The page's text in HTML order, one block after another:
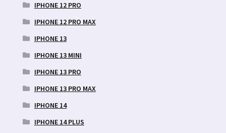
IPHONE 12 PRO
IPHONE 12 PRO MAX
IPHONE 13
IPHONE 13 MINI
IPHONE 13 PRO
IPHONE 13 PRO MAX
IPHONE 14
IPHONE 14 PLUS